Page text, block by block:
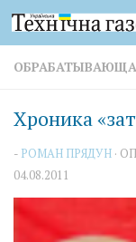
Перейти к
Хроника
- РОМАН ПРЯДУН ·
04.08.2011